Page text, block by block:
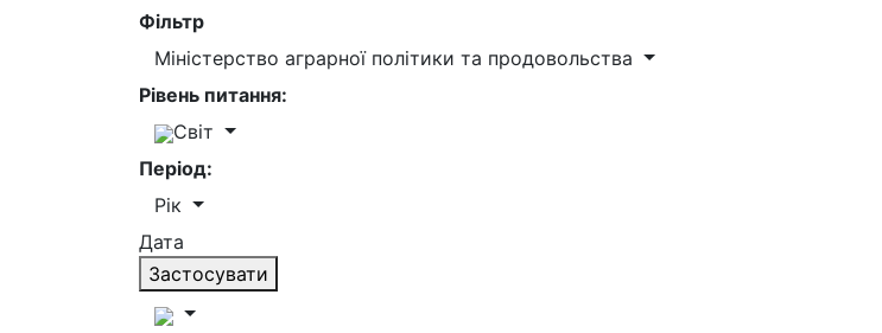
Фільтр
Міністерство аграрної політики та продовольства
Рівень питання:
Світ
Період:
Рік
Дата
Застосувати